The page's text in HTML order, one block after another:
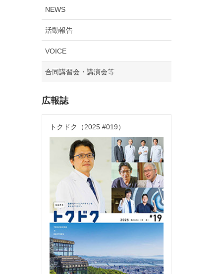
NEWS
活動報告
VOICE
合同講習会・講演会等
広報誌
トクドク（2025 #019）